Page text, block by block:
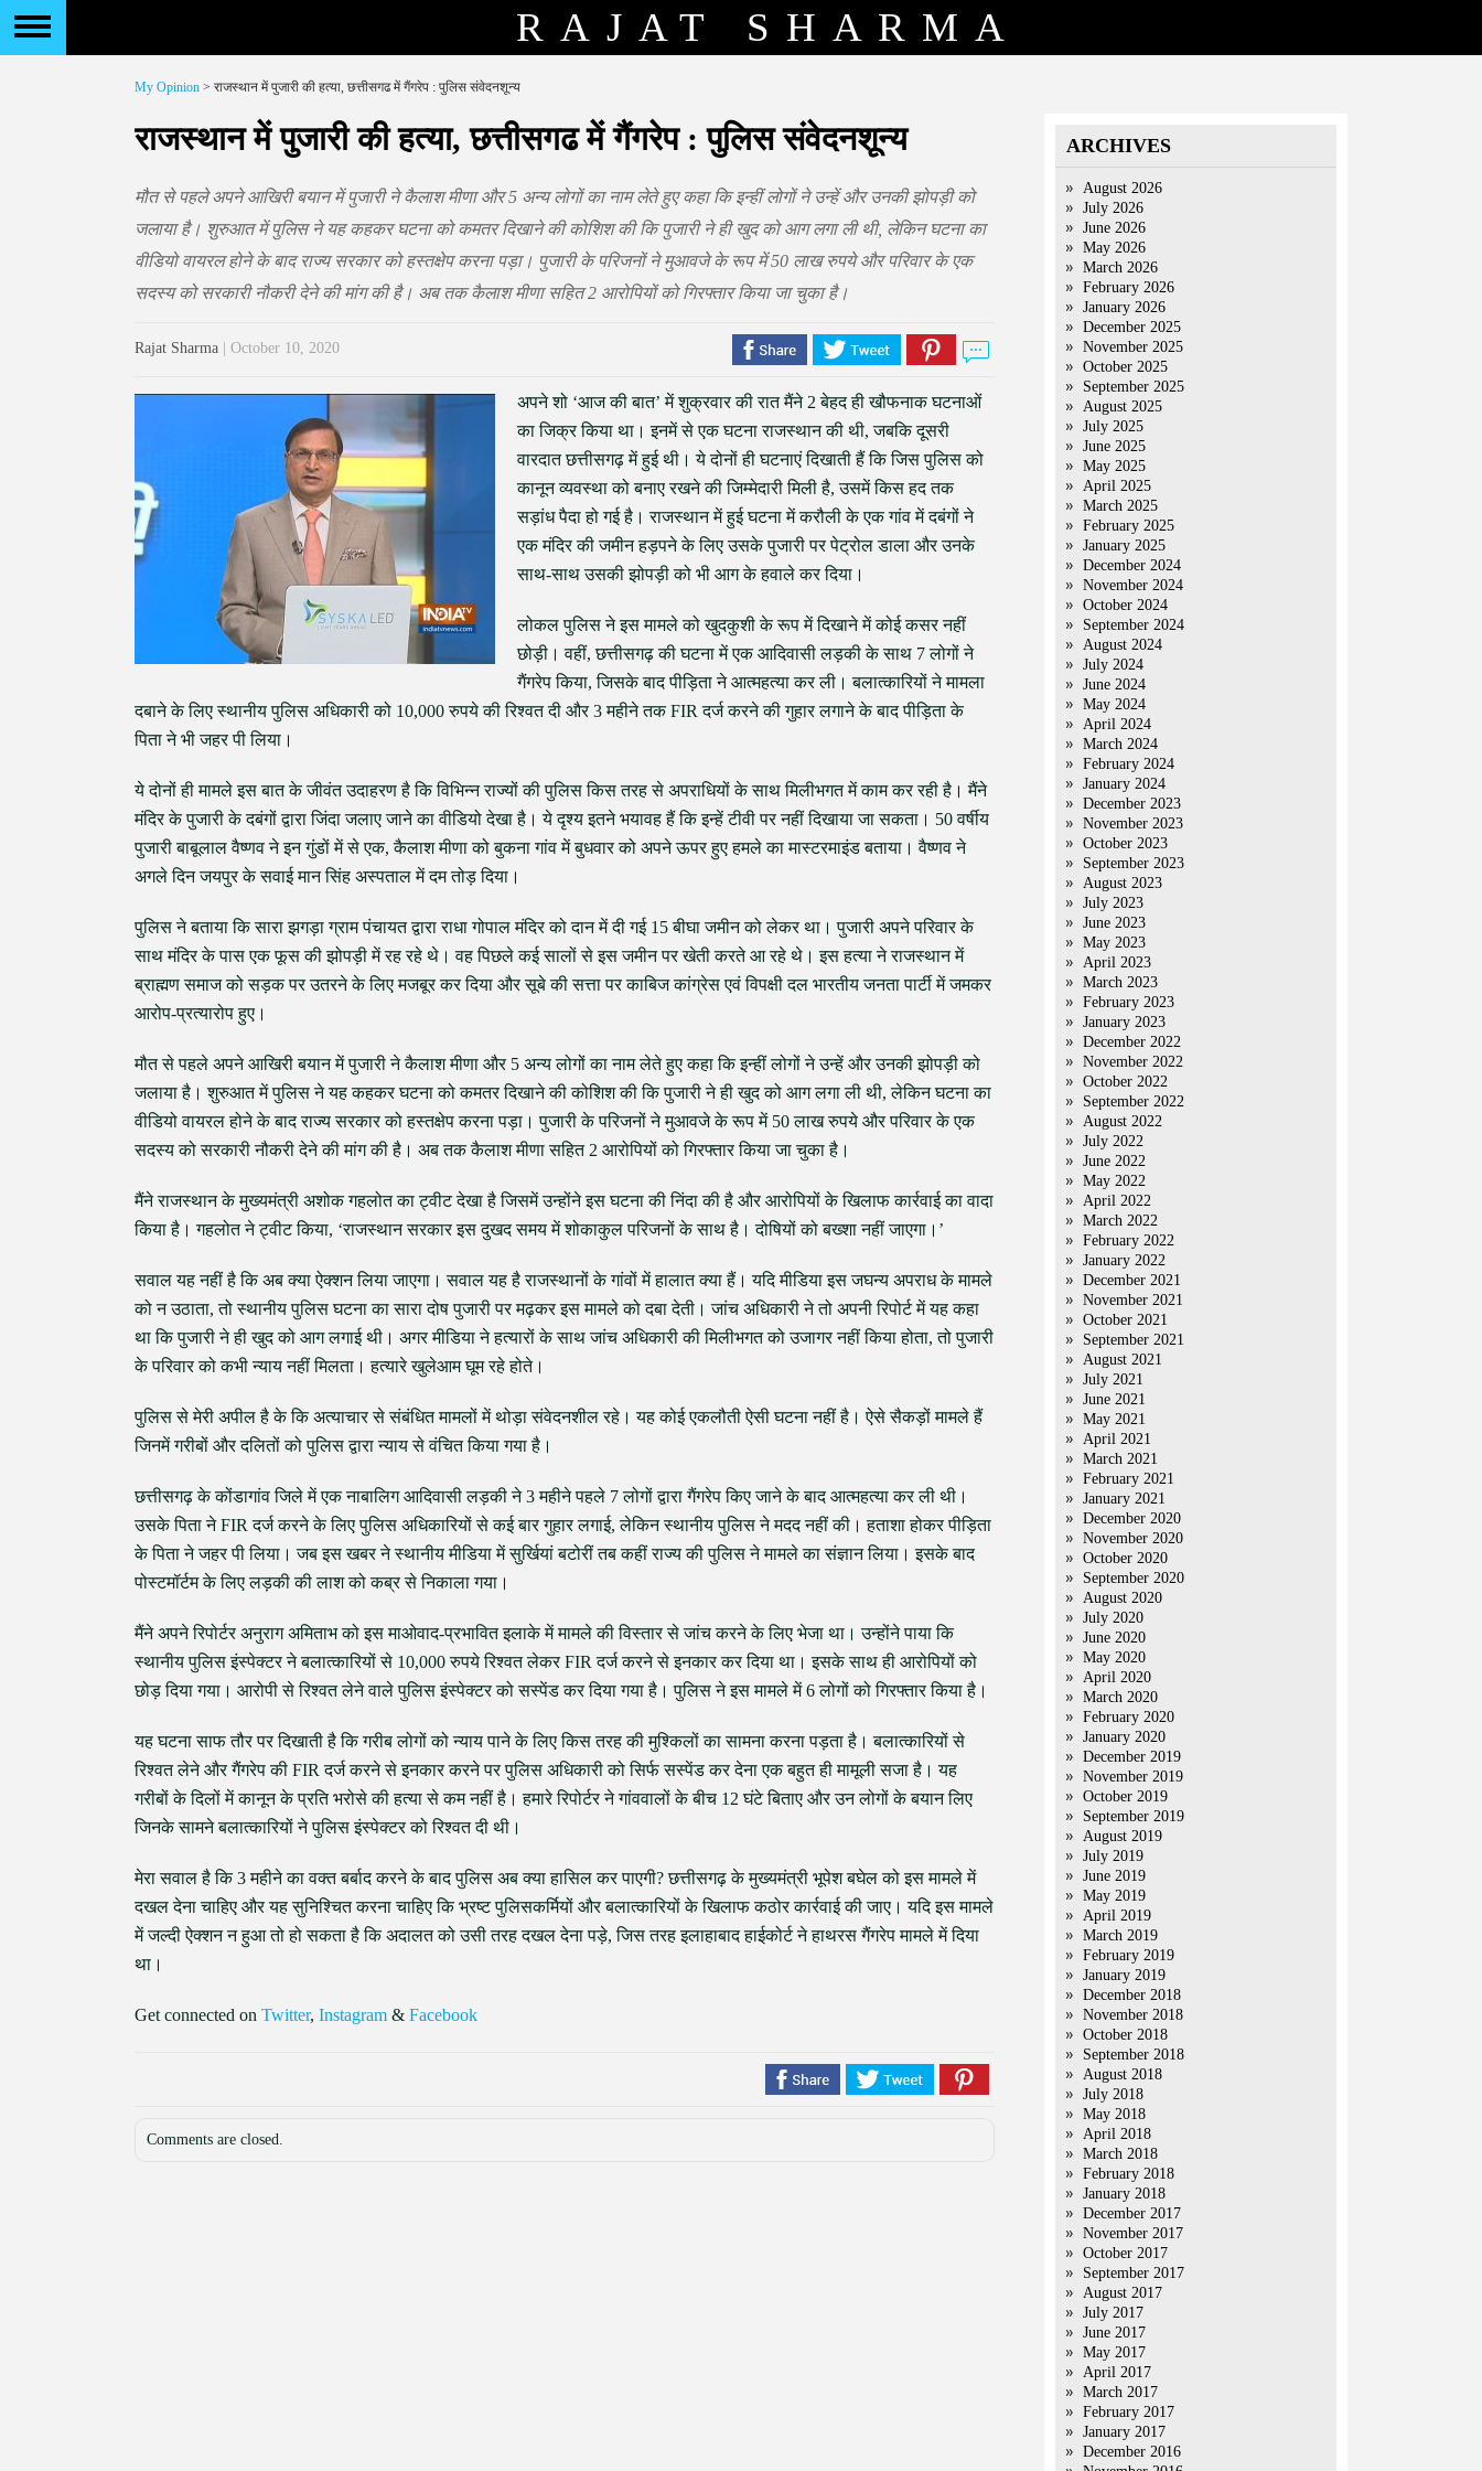
RAJAT SHARMA
My Opinion > राजस्थान में पुजारी की हत्या, छत्तीसगढ में गैंगरेप : पुलिस संवेदनशून्य
राजस्थान में पुजारी की हत्या, छत्तीसगढ में गैंगरेप : पुलिस संवेदनशून्य
मौत से पहले अपने आखिरी बयान में पुजारी ने कैलाश मीणा और 5 अन्य लोगों का नाम लेते हुए कहा कि इन्हीं लोगों ने उन्हें और उनकी झोपड़ी को
जलाया है। शुरुआत में पुलिस ने यह कहकर घटना को कमतर दिखाने की कोशिश की कि पुजारी ने ही खुद को आग लगा ली थी, लेकिन घटना का
वीडियो वायरल होने के बाद राज्य सरकार को हस्तक्षेप करना पड़ा। पुजारी के परिजनों ने मुआवजे के रूप में 50 लाख रुपये और परिवार के एक
सदस्य को सरकारी नौकरी देने की मांग की है। अब तक कैलाश मीणा सहित 2 आरोपियों को गिरफ्तार किया जा चुका है।
Rajat Sharma | October 10, 2020
अपने शो ‘आज की बात’ में शुक्रवार की रात मैंने 2 बेहद ही खौफनाक घटनाओं
का जिक्र किया था। इनमें से एक घटना राजस्थान की थी, जबकि दूसरी
वारदात छत्तीसगढ़ में हुई थी। ये दोनों ही घटनाएं दिखाती हैं कि जिस पुलिस को
कानून व्यवस्था को बनाए रखने की जिम्मेदारी मिली है, उसमें किस हद तक
सड़ांध पैदा हो गई है। राजस्थान में हुई घटना में करौली के एक गांव में दबंगों ने
एक मंदिर की जमीन हड़पने के लिए उसके पुजारी पर पेट्रोल डाला और उनके
साथ-साथ उसकी झोपड़ी को भी आग के हवाले कर दिया।
लोकल पुलिस ने इस मामले को खुदकुशी के रूप में दिखाने में कोई कसर नहीं
छोड़ी। वहीं, छत्तीसगढ़ की घटना में एक आदिवासी लड़की के साथ 7 लोगों ने
गैंगरेप किया, जिसके बाद पीड़िता ने आत्महत्या कर ली। बलात्कारियों ने मामला
दबाने के लिए स्थानीय पुलिस अधिकारी को 10,000 रुपये की रिश्वत दी और 3 महीने तक FIR दर्ज करने की गुहार लगाने के बाद पीड़िता के
पिता ने भी जहर पी लिया।
ये दोनों ही मामले इस बात के जीवंत उदाहरण है कि विभिन्न राज्यों की पुलिस किस तरह से अपराधियों के साथ मिलीभगत में काम कर रही है। मैंने
मंदिर के पुजारी के दबंगों द्वारा जिंदा जलाए जाने का वीडियो देखा है। ये दृश्य इतने भयावह हैं कि इन्हें टीवी पर नहीं दिखाया जा सकता। 50 वर्षीय
पुजारी बाबूलाल वैष्णव ने इन गुंडों में से एक, कैलाश मीणा को बुकना गांव में बुधवार को अपने ऊपर हुए हमले का मास्टरमाइंड बताया। वैष्णव ने
अगले दिन जयपुर के सवाई मान सिंह अस्पताल में दम तोड़ दिया।
पुलिस ने बताया कि सारा झगड़ा ग्राम पंचायत द्वारा राधा गोपाल मंदिर को दान में दी गई 15 बीघा जमीन को लेकर था। पुजारी अपने परिवार के
साथ मंदिर के पास एक फूस की झोपड़ी में रह रहे थे। वह पिछले कई सालों से इस जमीन पर खेती करते आ रहे थे। इस हत्या ने राजस्थान में
ब्राह्मण समाज को सड़क पर उतरने के लिए मजबूर कर दिया और सूबे की सत्ता पर काबिज कांग्रेस एवं विपक्षी दल भारतीय जनता पार्टी में जमकर
आरोप-प्रत्यारोप हुए।
मौत से पहले अपने आखिरी बयान में पुजारी ने कैलाश मीणा और 5 अन्य लोगों का नाम लेते हुए कहा कि इन्हीं लोगों ने उन्हें और उनकी झोपड़ी को
जलाया है। शुरुआत में पुलिस ने यह कहकर घटना को कमतर दिखाने की कोशिश की कि पुजारी ने ही खुद को आग लगा ली थी, लेकिन घटना का
वीडियो वायरल होने के बाद राज्य सरकार को हस्तक्षेप करना पड़ा। पुजारी के परिजनों ने मुआवजे के रूप में 50 लाख रुपये और परिवार के एक
सदस्य को सरकारी नौकरी देने की मांग की है। अब तक कैलाश मीणा सहित 2 आरोपियों को गिरफ्तार किया जा चुका है।
मैंने राजस्थान के मुख्यमंत्री अशोक गहलोत का ट्वीट देखा है जिसमें उन्होंने इस घटना की निंदा की है और आरोपियों के खिलाफ कार्रवाई का वादा
किया है। गहलोत ने ट्वीट किया, ‘राजस्थान सरकार इस दुखद समय में शोकाकुल परिजनों के साथ है। दोषियों को बख्शा नहीं जाएगा।’
सवाल यह नहीं है कि अब क्या ऐक्शन लिया जाएगा। सवाल यह है राजस्थानों के गांवों में हालात क्या हैं। यदि मीडिया इस जघन्य अपराध के मामले
को न उठाता, तो स्थानीय पुलिस घटना का सारा दोष पुजारी पर मढ़कर इस मामले को दबा देती। जांच अधिकारी ने तो अपनी रिपोर्ट में यह कहा
था कि पुजारी ने ही खुद को आग लगाई थी। अगर मीडिया ने हत्यारों के साथ जांच अधिकारी की मिलीभगत को उजागर नहीं किया होता, तो पुजारी
के परिवार को कभी न्याय नहीं मिलता। हत्यारे खुलेआम घूम रहे होते।
पुलिस से मेरी अपील है के कि अत्याचार से संबंधित मामलों में थोड़ा संवेदनशील रहे। यह कोई एकलौती ऐसी घटना नहीं है। ऐसे सैकड़ों मामले हैं
जिनमें गरीबों और दलितों को पुलिस द्वारा न्याय से वंचित किया गया है।
छत्तीसगढ़ के कोंडागांव जिले में एक नाबालिग आदिवासी लड़की ने 3 महीने पहले 7 लोगों द्वारा गैंगरेप किए जाने के बाद आत्महत्या कर ली थी।
उसके पिता ने FIR दर्ज करने के लिए पुलिस अधिकारियों से कई बार गुहार लगाई, लेकिन स्थानीय पुलिस ने मदद नहीं की। हताशा होकर पीड़िता
के पिता ने जहर पी लिया। जब इस खबर ने स्थानीय मीडिया में सुर्खियां बटोरीं तब कहीं राज्य की पुलिस ने मामले का संज्ञान लिया। इसके बाद
पोस्टमॉर्टम के लिए लड़की की लाश को कब्र से निकाला गया।
मैंने अपने रिपोर्टर अनुराग अमिताभ को इस माओवाद-प्रभावित इलाके में मामले की विस्तार से जांच करने के लिए भेजा था। उन्होंने पाया कि
स्थानीय पुलिस इंस्पेक्टर ने बलात्कारियों से 10,000 रुपये रिश्वत लेकर FIR दर्ज करने से इनकार कर दिया था। इसके साथ ही आरोपियों को
छोड़ दिया गया। आरोपी से रिश्वत लेने वाले पुलिस इंस्पेक्टर को सस्पेंड कर दिया गया है। पुलिस ने इस मामले में 6 लोगों को गिरफ्तार किया है।
यह घटना साफ तौर पर दिखाती है कि गरीब लोगों को न्याय पाने के लिए किस तरह की मुश्किलों का सामना करना पड़ता है। बलात्कारियों से
रिश्वत लेने और गैंगरेप की FIR दर्ज करने से इनकार करने पर पुलिस अधिकारी को सिर्फ सस्पेंड कर देना एक बहुत ही मामूली सजा है। यह
गरीबों के दिलों में कानून के प्रति भरोसे की हत्या से कम नहीं है। हमारे रिपोर्टर ने गांववालों के बीच 12 घंटे बिताए और उन लोगों के बयान लिए
जिनके सामने बलात्कारियों ने पुलिस इंस्पेक्टर को रिश्वत दी थी।
मेरा सवाल है कि 3 महीने का वक्त बर्बाद करने के बाद पुलिस अब क्या हासिल कर पाएगी? छत्तीसगढ़ के मुख्यमंत्री भूपेश बघेल को इस मामले में
दखल देना चाहिए और यह सुनिश्चित करना चाहिए कि भ्रष्ट पुलिसकर्मियों और बलात्कारियों के खिलाफ कठोर कार्रवाई की जाए। यदि इस मामले
में जल्दी ऐक्शन न हुआ तो हो सकता है कि अदालत को उसी तरह दखल देना पड़े, जिस तरह इलाहाबाद हाईकोर्ट ने हाथरस गैंगरेप मामले में दिया
था।
Get connected on Twitter, Instagram & Facebook
Comments are closed.
ARCHIVES
August 2026
July 2026
June 2026
May 2026
March 2026
February 2026
January 2026
December 2025
November 2025
October 2025
September 2025
August 2025
July 2025
June 2025
May 2025
April 2025
March 2025
February 2025
January 2025
December 2024
November 2024
October 2024
September 2024
August 2024
July 2024
June 2024
May 2024
April 2024
March 2024
February 2024
January 2024
December 2023
November 2023
October 2023
September 2023
August 2023
July 2023
June 2023
May 2023
April 2023
March 2023
February 2023
January 2023
December 2022
November 2022
October 2022
September 2022
August 2022
July 2022
June 2022
May 2022
April 2022
March 2022
February 2022
January 2022
December 2021
November 2021
October 2021
September 2021
August 2021
July 2021
June 2021
May 2021
April 2021
March 2021
February 2021
January 2021
December 2020
November 2020
October 2020
September 2020
August 2020
July 2020
June 2020
May 2020
April 2020
March 2020
February 2020
January 2020
December 2019
November 2019
October 2019
September 2019
August 2019
July 2019
June 2019
May 2019
April 2019
March 2019
February 2019
January 2019
December 2018
November 2018
October 2018
September 2018
August 2018
July 2018
May 2018
April 2018
March 2018
February 2018
January 2018
December 2017
November 2017
October 2017
September 2017
August 2017
July 2017
June 2017
May 2017
April 2017
March 2017
February 2017
January 2017
December 2016